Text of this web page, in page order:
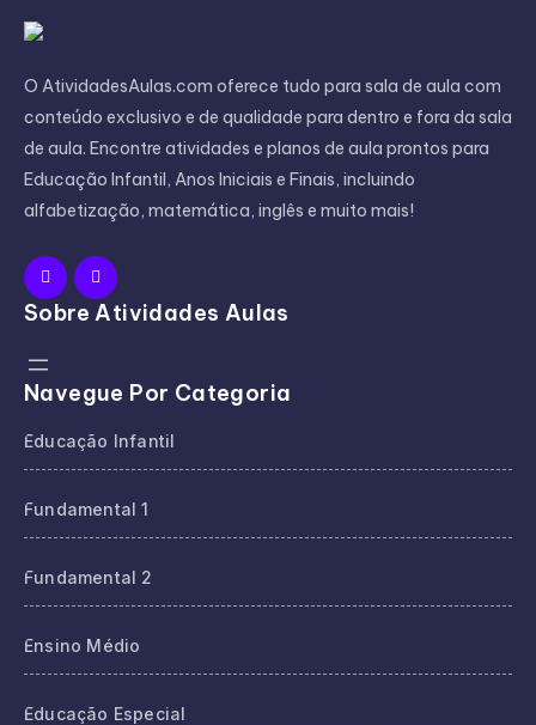
O AtividadesAulas.com oferece tudo para sala de aula com
conteúdo exclusivo e de qualidade para dentro e fora da sala
de aula. Encontre atividades e planos de aula prontos para
Educação Infantil, Anos Iniciais e Finais, incluindo
alfabetização, matemática, inglês e muito mais!
Sobre Atividades Aulas
Navegue Por Categoria
Educação Infantil
Fundamental 1
Fundamental 2
Ensino Médio
Educação Especial